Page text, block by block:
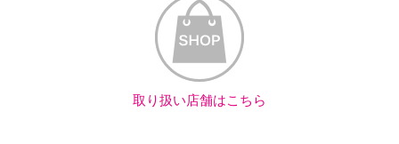
取り扱い店舗はこちら